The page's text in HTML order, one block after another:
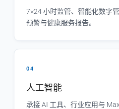
7×24 小时监管、智能化数字
预警与健康服务报告。
04
人工智能
承接 AI 工具、行业应用与